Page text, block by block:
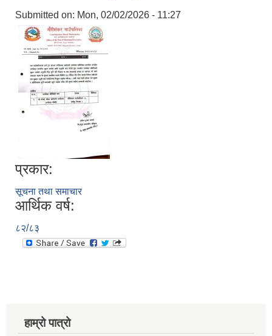
Submitted on: Mon, 02/02/2026 - 11:27
प्रकार:
सूचना तथा समाचार
आर्थिक वर्ष:
८२/८३
हाम्रो पात्रो